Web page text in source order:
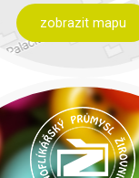
zobrazit mapu